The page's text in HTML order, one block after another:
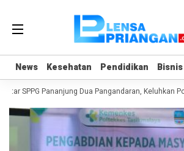
News Kesehatan Pendidikan Bisnis
News Kesehatan Pendidikan Bisnis
SPPG Pananjung Dua Pangandaran, Keluhkan